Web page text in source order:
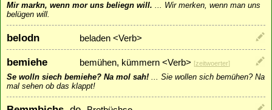
Mir markn, wenn mor uns beliegn will. ... Wir merken, wenn man uns
belügen will.
belodn beladen <Verb>
bemiehe bemühen, kümmern <Verb> [zeitwoerter]
Se wolln siech bemiehe? Na mol sah! ... Sie wollen sich bemühen? Na
mal sehen ob das klappt!